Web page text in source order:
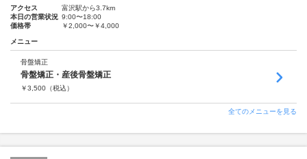
アクセス
富沢駅から3.7km
本日の営業状況 9:00〜18:00
価格帯
￥2,000〜￥4,000
メニュー
骨盤矯正
骨盤矯正・産後骨盤矯正
￥3,500 （税込）
全てのメニューを見る